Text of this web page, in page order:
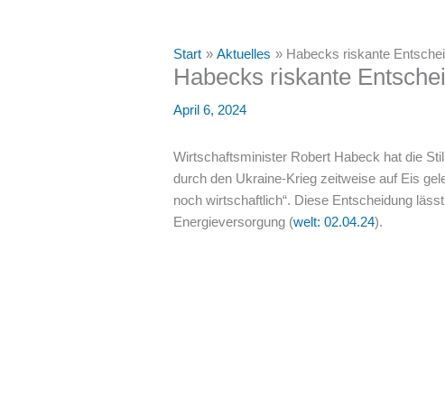
Start Aktuelles Habecks riskante
Habecks riskante
April 6, 2024
Wirtschaftsminister Robert Habeck hat die
durch den Ukraine-Krieg zeitweise auf Eis
noch wirtschaftlich“. Diese Entscheidung
Energieversorgung (welt: 02.04.24).